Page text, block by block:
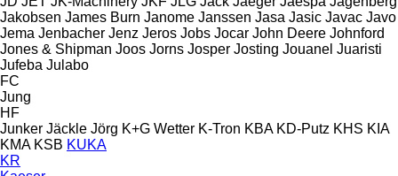
Jakobsen James Burn Janome Janssen Jasa Jasic Javac Javo
Jema Jenbacher Jenz Jeros Jobs Jocar John Deere Johnford
Jones & Shipman Joos Jorns Josper Josting Jouanel Juaristi
Jufeba Julabo
FC
Jung
HF
Junker Jäckle Jörg K+G Wetter K-Tron KBA KD-Putz KHS KIA
KMA KSB KUKA
KR